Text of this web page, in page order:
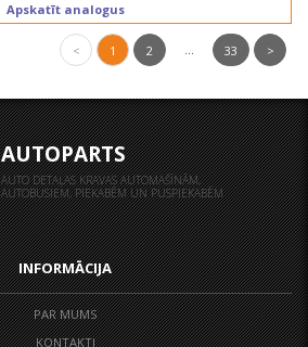
Apskatīt analogus
< 1 2 ... 33 >
AUTOPARTS
AUTO DETAĻAS KRAVAS AUTOMAŠĪNĀM,
AUTOBUSIEM, PIEKABĒM UN PUSPIEKABĒM
INFORMĀCIJA
PAR MUMS
KONTAKTI